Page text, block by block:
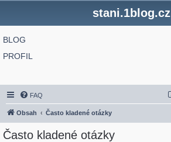
stani.1blog.cz
BLOG
PROFIL
FAQ
Obsah Často kladené otázky
Často kladené otázky